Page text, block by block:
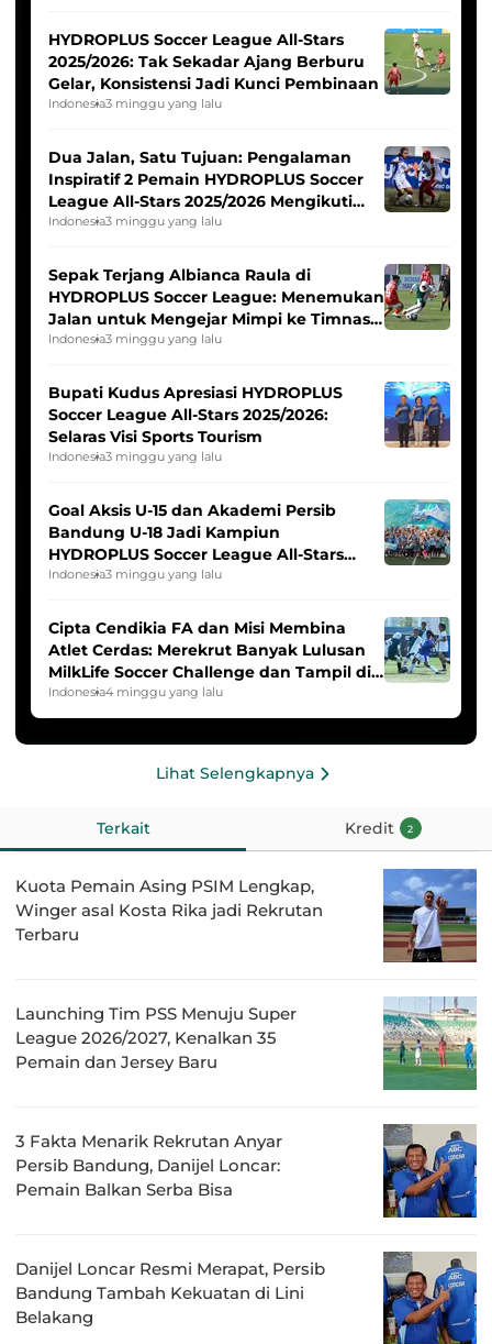
HYDROPLUS Soccer League All-Stars
2025/2026: Tak Sekadar Ajang Berburu
Gelar, Konsistensi Jadi Kunci Pembinaan
Indonesia3 minggu yang lalu
Dua Jalan, Satu Tujuan: Pengalaman
Inspiratif 2 Pemain HYDROPLUS Soccer
League All-Stars 2025/2026 Mengikuti
Seleksi Timnas Indonesia Putri
Indonesia3 minggu yang lalu
Sepak Terjang Albianca Raula di
HYDROPLUS Soccer League: Menemukan
Jalan untuk Mengejar Mimpi ke Timnas
Indonesia Putri
Indonesia3 minggu yang lalu
Bupati Kudus Apresiasi HYDROPLUS
Soccer League All-Stars 2025/2026:
Selaras Visi Sports Tourism
Indonesia3 minggu yang lalu
Goal Aksis U-15 dan Akademi Persib
Bandung U-18 Jadi Kampiun
HYDROPLUS Soccer League All-Stars
2025/2026
Indonesia3 minggu yang lalu
Cipta Cendikia FA dan Misi Membina
Atlet Cerdas: Merekrut Banyak Lulusan
MilkLife Soccer Challenge dan Tampil di
HYDROPLUS Soccer League
Indonesia4 minggu yang lalu
Lihat Selengkapnya
Terkait Kredit 2
Kuota Pemain Asing PSIM Lengkap,
Winger asal Kosta Rika jadi Rekrutan
Terbaru
Launching Tim PSS Menuju Super
League 2026/2027, Kenalkan 35
Pemain dan Jersey Baru
3 Fakta Menarik Rekrutan Anyar
Persib Bandung, Danijel Loncar:
Pemain Balkan Serba Bisa
Danijel Loncar Resmi Merapat, Persib
Bandung Tambah Kekuatan di Lini
Belakang